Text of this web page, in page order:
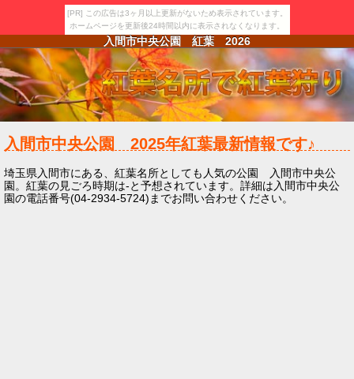
[PR] この広告は3ヶ月以上更新がないため表示されています。
ホームページを更新後24時間以内に表示されなくなります。
入間市中央公園 紅葉 2026
入間市中央公園 2025年紅葉最新情報です♪
埼玉県入間市にある、紅葉名所としても人気の公園 入間市中央公
園。紅葉の見ごろ時期は-と予想されています。詳細は入間市中央公
園の電話番号(04-2934-5724)までお問い合わせください。